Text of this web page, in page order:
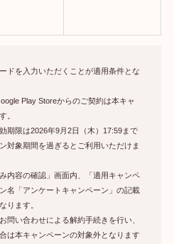
ドを入力いただくことが適用条件とな
Play Storeからのご契約は本キャ
。
期限は2026年9月2日（木）17:59まで
対象期間を過ぎるとご利用いただけま
内容の確認」画面内、「適用キャンペ
名「アンケートキャンペーン」の記載
ります。
問い合わせによる解約手続きを行い、
は本キャンペーンの対象外となります